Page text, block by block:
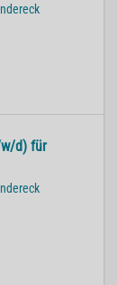
d) für